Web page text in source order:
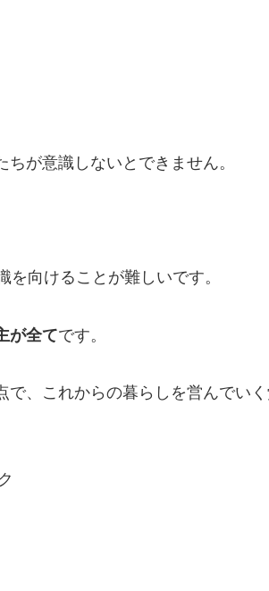
が意識しないとできません。
向けることが難しいです。
が全てです。
で、これからの暮らしを営んでい